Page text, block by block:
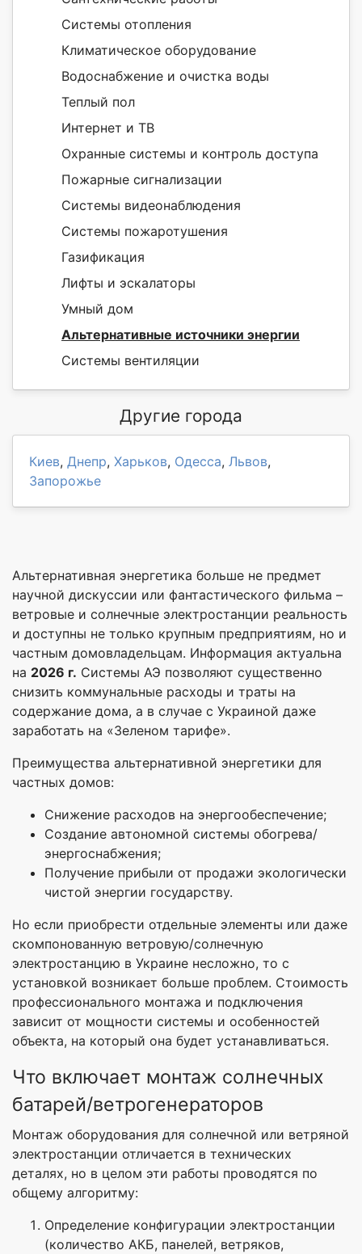
Системы отопления
Климатическое оборудование
Водоснабжение и очистка воды
Теплый пол
Интернет и ТВ
Охранные системы и контроль доступа
Пожарные сигнализации
Системы видеонаблюдения
Системы пожаротушения
Газификация
Лифты и эскалаторы
Умный дом
Альтернативные источники энергии
Системы вентиляции
Другие города
Киев, Днепр, Харьков, Одесса, Львов,
Запорожье
Альтернативная энергетика больше не предмет
научной дискуссии или фантастического фильма –
ветровые и солнечные электростанции реальность
и доступны не только крупным предприятиям, но и
частным домовладельцам. Информация актуальна
на 2026 г. Системы АЭ позволяют существенно
снизить коммунальные расходы и траты на
содержание дома, а в случае с Украиной даже
заработать на «Зеленом тарифе».
Преимущества альтернативной энергетики для
частных домов:
Снижение расходов на энергообеспечение;
Создание автономной системы обогрева/
энергоснабжения;
Получение прибыли от продажи экологически
чистой энергии государству.
Но если приобрести отдельные элементы или даже
скомпонованную ветровую/солнечную
электростанцию в Украине несложно, то с
установкой возникает больше проблем. Стоимость
профессионального монтажа и подключения
зависит от мощности системы и особенностей
объекта, на который она будет устанавливаться.
Что включает монтаж солнечных
батарей/ветрогенераторов
Монтаж оборудования для солнечной или ветряной
электростанции отличается в технических
деталях, но в целом эти работы проводятся по
общему алгоритму:
Определение конфигурации электростанции
(количество АКБ, панелей, ветряков,